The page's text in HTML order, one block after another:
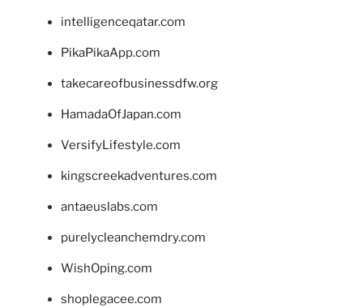
intelligenceqatar.com
PikaPikaApp.com
takecareofbusinessdfw.org
HamadaOfJapan.com
VersifyLifestyle.com
kingscreekadventures.com
antaeuslabs.com
purelycleanchemdry.com
WishOping.com
shoplegacee.com